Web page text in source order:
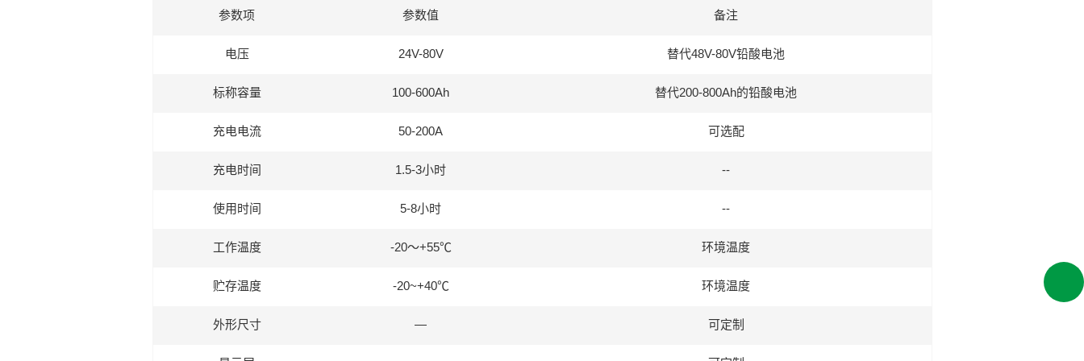
参数项 参数值 备注
电压 24V-80V 替代48V-80V铅酸电池
标称容量 100-600Ah 替代200-800Ah的铅酸电池
充电电流 50-200A 可选配
充电时间 1.5-3小时 --
使用时间 5-8小时 --
工作温度 -20〜+55℃ 环境温度
贮存温度 -20~+40℃ 环境温度
外形尺寸 — 可定制